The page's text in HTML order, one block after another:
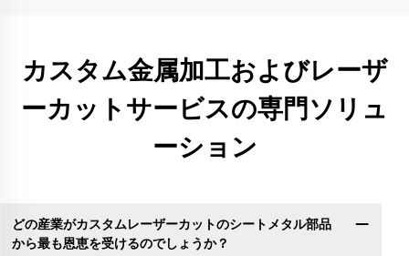
カスタム金属加工およびレーザ
ーカットサービスの専門ソリュ
ーション
どの産業がカスタムレーザーカットのシートメタル部品
から最も恩恵を受けるのでしょうか？